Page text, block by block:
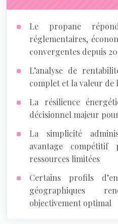
Le propane
réglementaires,
convergentes depuis
L’analyse de
complet et la valeur
La résilience
décisionnel majeur
La simplicité
avantage
ressources limitées
Certains profils
géographiques
objectivement optimal